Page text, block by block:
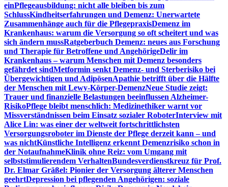
einPflegeausbildung: nicht alle bleiben bis zum
SchlussKindheitserfahrungen und Demenz: Unerwartete
Zusammenhänge auch für die PflegepraxisDemenz im
Krankenhaus: warum die Versorgung so oft scheitert und was
sich ändern mussRatgeberbuch Demenz: neues aus Forschung
und Therapie für Betroffene und AngehörigeDelir im
Krankenhaus – warum Menschen mit Demenz besonders
gefährdet sindMetformin senkt Demenz- und Sterberisiko bei
Übergewichtigen und AdipösenApathie betrifft über die Hälfte
der Menschen mit Lewy-Körper-DemenzNeue Studie zeigt:
Trauer und finanzielle Belastungen beeinflussen Alzheimer-
RisikoPflege bleibt menschlich: Medizinethiker warnt vor
Missverständnissen beim Einsatz sozialer RoboterInterview mit
Alice Lin: was einer der weltweit fortschrittlichsten
Versorgungsroboter im Dienste der Pflege derzeit kann – und
was nichtKünstliche Intelligenz erkennt Demenzrisiko schon in
der NotaufnahmeKlinik ohne Reiz: vom Umgang mit
selbststimulierendem VerhaltenBundesverdienstkreuz für Prof.
Dr. Elmar Gräßel: Pionier der Versorgung älterer Menschen
geehrtDepression bei pflegenden Angehörigen: soziale